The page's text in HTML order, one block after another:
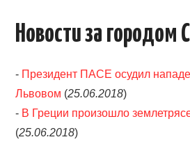
Новости за городом
- Президент ПАСЕ осудил
Львовом (25.06.2018)
- В Греции произошло
(25.06.2018)